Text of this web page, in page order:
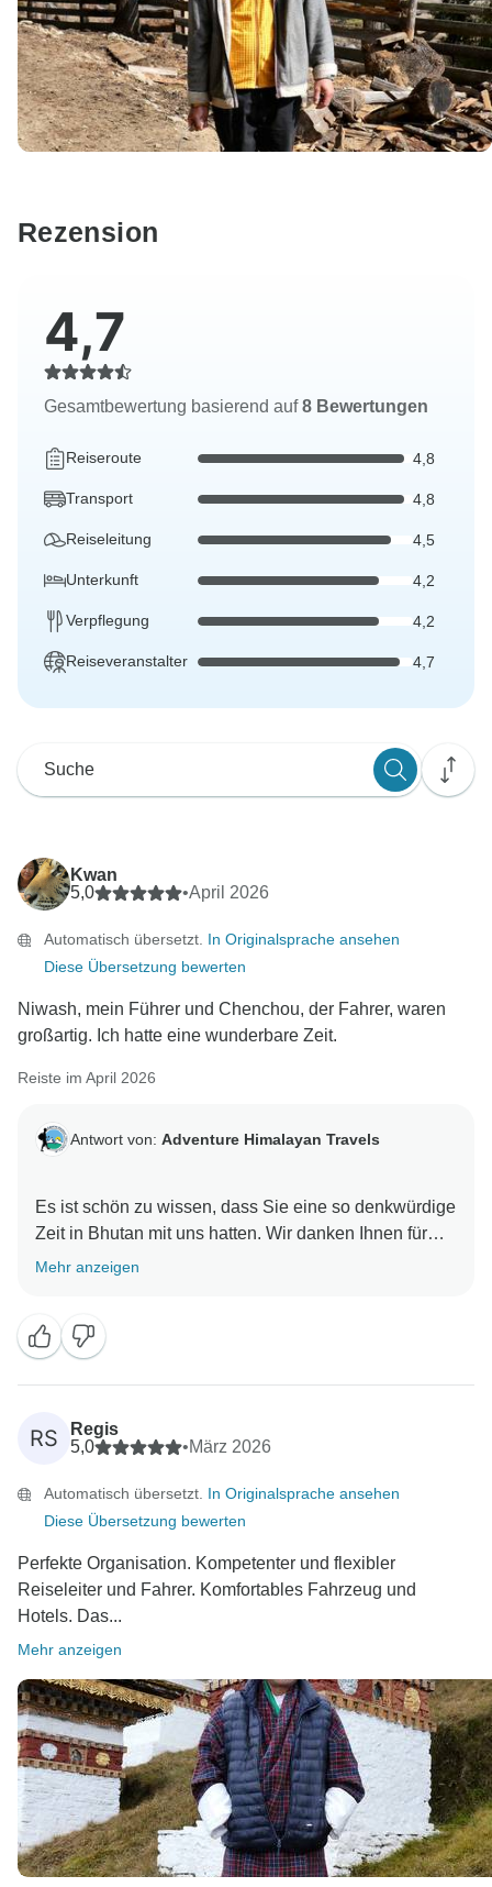
Rezension
4,7
Gesamtbewertung basierend auf8 Bewertungen
Reiseroute 4,8
Transport 4,8
Reiseleitung 4,5
Unterkunft 4,2
Verpflegung 4,2
Reiseveranstalter 4,7
Kwan
5,0
•April 2026
Automatisch übersetzt. In Originalsprache ansehen
Diese Übersetzung bewerten
Niwash, mein Führer und Chenchou, der Fahrer, waren
großartig. Ich hatte eine wunderbare Zeit.
Reiste im April 2026
Antwort von: Adventure Himalayan Travels
Es ist schön zu wissen, dass Sie eine so denkwürdige
Zeit in Bhutan mit uns hatten. Wir danken Ihnen für
Mehr anzeigen
RS
Regis
5,0
•März 2026
Automatisch übersetzt. In Originalsprache ansehen
Diese Übersetzung bewerten
Perfekte Organisation. Kompetenter und flexibler
Reiseleiter und Fahrer. Komfortables Fahrzeug und
Hotels. Das...
Mehr anzeigen